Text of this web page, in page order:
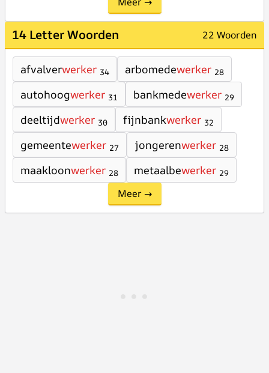
14 Letter Woorden 22 Woorden
afvalverwerker 34 arbomedewerker 28
autohoogwerker 31 bankmedewerker 29
deeltijdwerker 30 fijnbankwerker 32
gemeentewerker 27 jongerenwerker 28
maakloonwerker 28 metaalbewerker 29
Meer →